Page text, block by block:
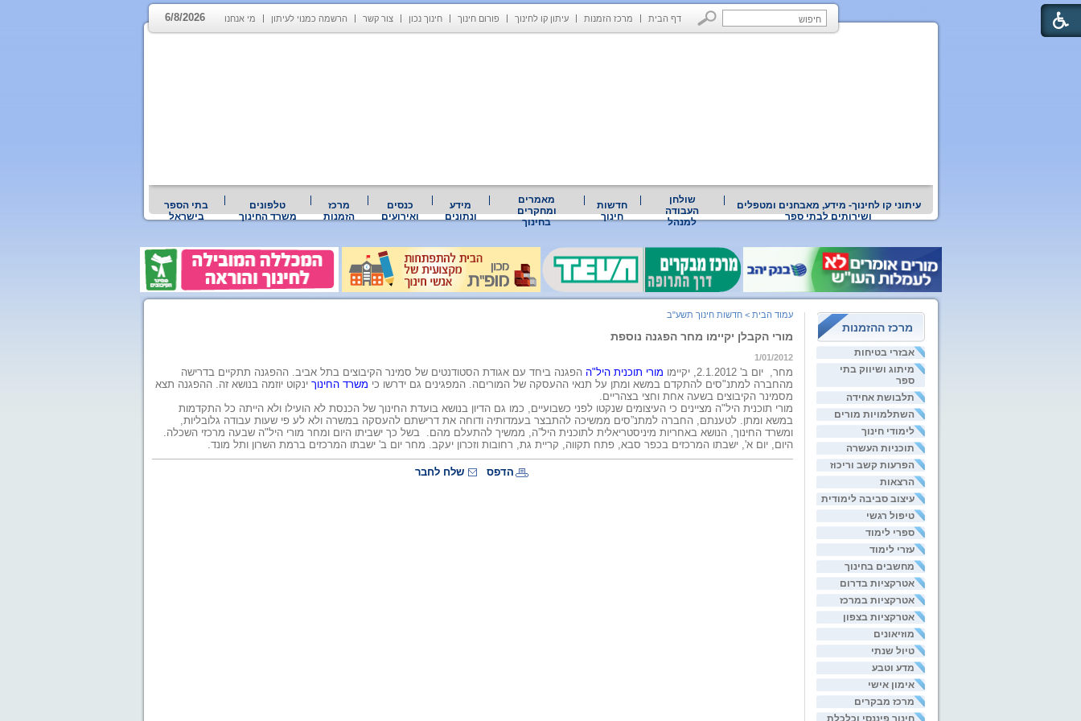
דף הבית מרכז הזמנות עיתון קו לחינוך פורום חינוך חינוך נכון צור קשר הרשמה כמנוי לעיתון מי אנחנו 6/8/2026
עיתוני קו לחינוך- מידע, מאבחנים ומטפלים
ושירותים לבתי ספר
שולחן
העבודה
למנהל
חדשות
חינוך
מאמרים
ומחקרים
בחינוך
מידע
ונתונים
כנסים
ואירועים
מרכז
הזמנות
טלפונים
משרד החינוך
בתי הספר
בישראל
מרכז ההזמנות
אבזרי בטיחות
מיתוג ושיווק בתי
ספר
תלבושת אחידה
השתלמויות מורים
לימודי חינוך
תוכניות העשרה
הפרעות קשב וריכוז
הרצאות
עיצוב סביבה לימודית
טיפול רגשי
ספרי לימוד
עזרי לימוד
מחשבים בחינוך
אטרקציות בדרום
אטרקציות במרכז
אטרקציות בצפון
מוזיאונים
טיול שנתי
מדע וטבע
אימון אישי
מרכז מבקרים
חינוך פיננסי וכלכלת
עמוד הבית > חדשות חינוך תשע"ב
מורי הקבלן יקיימו מחר הפגנה נוספת
1/01/2012
מחר, יום ב' 2.1.2012, יקיימו מורי תוכנית היל"ה הפגנה ביחד עם אגודת הסטודנטים של סמינר הקיבוצים בתל אביב. ההפגנה תתקיים בדרישה
מהחברה למתנ"סים להתקדם במשא ומתן על תנאי ההעסקה של המוריםה. המפגינים גם ידרשו כי משרד החינוך ינקוט יוזמה בנושא זה. ההפגנה תצא
מסמינר הקיבוצים בשעה אחת וחצי בצהריים.
מורי תוכנית היל"ה מציינים כי העיצומים שנקטו לפני כשבועיים, כמו גם הדיון בנושא בועדת החינוך של הכנסת לא הועילו ולא הייתה כל התקדמות
במשא ומתן. לטענתם, החברה למתנ”סים ממשיכה להתבצר בעמדותיה ודוחה את דרישתם להעסקה במשרה ולא לע פי שעות עבודה גלובליות,
ומשרד החינוך, הנושא באחריות מיניסטריאלית לתוכנית היל”ה, ממשיך להתעלם מהם. בשל כך ישביתו היום ומחר מורי היל"ה שבעה מרכזי השכלה.
היום, יום א', ישבתו המרכזים בכפר סבא, פתח תקווה, קריית גת, רחובות וזכרון יעקב. מחר יום ב' ישבתו המרכזים ברמת השרון ותל מונד.
הדפס שלח לחבר